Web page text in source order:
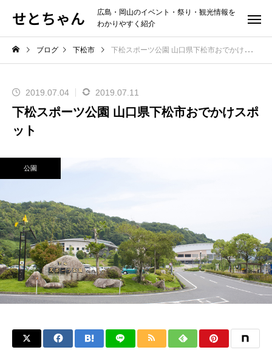
せとちゃん
広島・岡山のイベント・祭り・観光情報を
わかりやすく紹介
ブログ 下松市 下松スポーツ公園 山口県下松市おでかけスポット
2019.07.04 2019.07.11
下松スポーツ公園 山口県下松市おでかけスポ
ット
公園